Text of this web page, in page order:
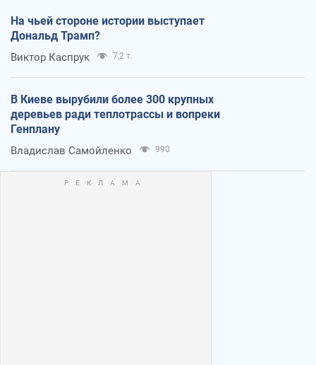
На чьей стороне истории выступает
Дональд Трамп?
Виктор Каспрук 7,2 т.
В Киеве вырубили более 300 крупных
деревьев ради теплотрассы и вопреки
Генплану
Владислав Самойленко 990